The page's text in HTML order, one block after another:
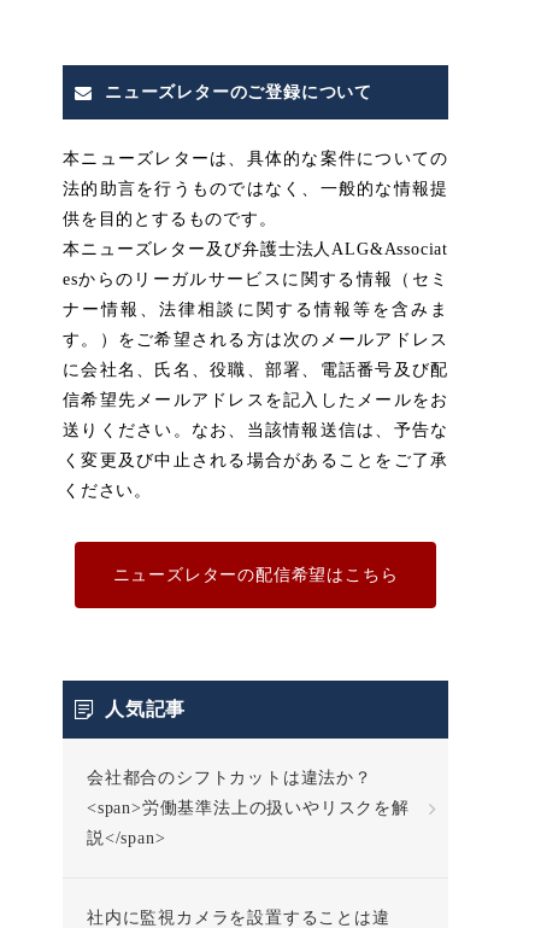
ニューズレターのご登録について
本ニューズレターは、具体的な案件についての
法的助言を行うものではなく、一般的な情報提
供を目的とするものです。
本ニューズレター及び弁護士法人ALG&Associat
esからのリーガルサービスに関する情報（セミ
ナー情報、法律相談に関する情報等を含みま
す。）をご希望される方は次のメールアドレス
に会社名、氏名、役職、部署、電話番号及び配
信希望先メールアドレスを記入したメールをお
送りください。なお、当該情報送信は、予告な
く変更及び中止される場合があることをご了承
ください。
ニューズレターの配信希望はこちら
人気記事
会社都合のシフトカットは違法か？
<span>労働基準法上の扱いやリスクを解
説</span>
社内に監視カメラを設置することは違